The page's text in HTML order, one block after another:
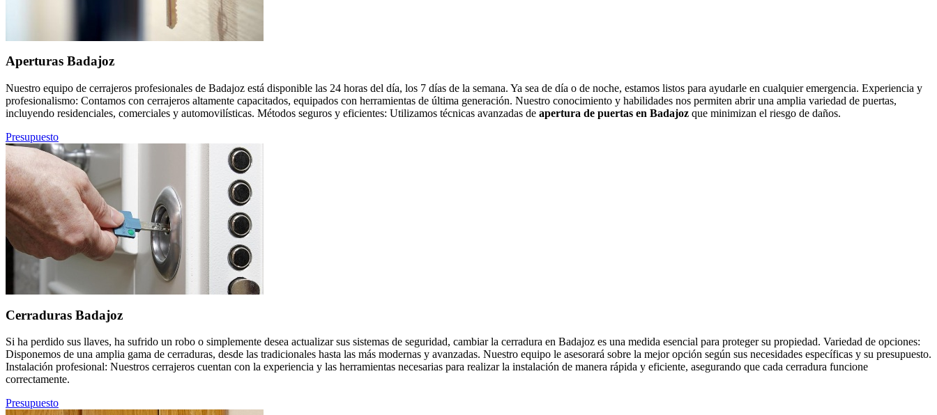
Aperturas Badajoz
Nuestro equipo de cerrajeros profesionales de Badajoz está disponible las 24 horas del día, los 7 días de la semana. Ya sea de día o de noche, estamos listos para ayudarle en cualquier emergencia. Experiencia y
profesionalismo: Contamos con cerrajeros altamente capacitados, equipados con herramientas de última generación. Nuestro conocimiento y habilidades nos permiten abrir una amplia variedad de puertas,
incluyendo residenciales, comerciales y automovilísticas. Métodos seguros y eficientes: Utilizamos técnicas avanzadas de apertura de puertas en Badajoz que minimizan el riesgo de daños.
Presupuesto
Cerraduras Badajoz
Si ha perdido sus llaves, ha sufrido un robo o simplemente desea actualizar sus sistemas de seguridad, cambiar la cerradura en Badajoz es una medida esencial para proteger su propiedad. Variedad de opciones:
Disponemos de una amplia gama de cerraduras, desde las tradicionales hasta las más modernas y avanzadas. Nuestro equipo le asesorará sobre la mejor opción según sus necesidades específicas y su presupuesto.
Instalación profesional: Nuestros cerrajeros cuentan con la experiencia y las herramientas necesarias para realizar la instalación de manera rápida y eficiente, asegurando que cada cerradura funcione
correctamente.
Presupuesto